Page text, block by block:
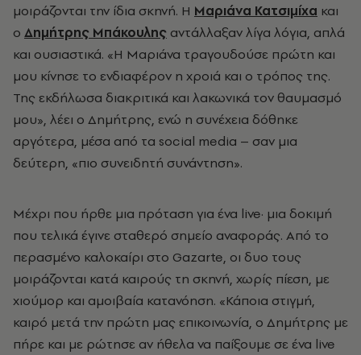
μοιράζονται την ίδια σκηνή. Η Μαριάνα Κατσιμίχα και
ο Δημήτρης Μπάκουλης αντάλλαξαν λίγα λόγια, απλά
και ουσιαστικά. «Η Μαριάνα τραγουδούσε πρώτη και
μου κίνησε το ενδιαφέρον η χροιά και ο τρόπος της.
Της εκδήλωσα διακριτικά και λακωνικά τον θαυμασμό
μου», λέει ο Δημήτρης, ενώ η συνέχεια δόθηκε
αργότερα, μέσα από τα social media – σαν μια
δεύτερη, «πιο συνειδητή συνάντηση».
Μέχρι που ήρθε μια πρόταση για ένα live· μια δοκιμή
που τελικά έγινε σταθερό σημείο αναφοράς. Από το
περασμένο καλοκαίρι στο Gazarte, οι δυο τους
μοιράζονται κατά καιρούς τη σκηνή, χωρίς πίεση, με
χιούμορ και αμοιβαία κατανόηση. «Κάποια στιγμή,
καιρό μετά την πρώτη μας επικοινωνία, ο Δημήτρης με
πήρε και με ρώτησε αν ήθελα να παίξουμε σε ένα live